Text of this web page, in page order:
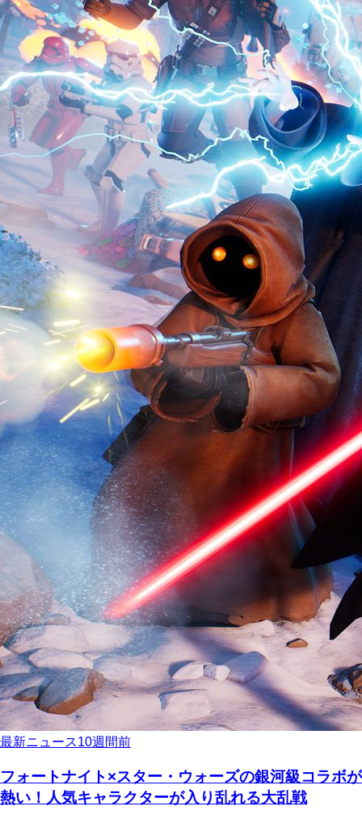
最新ニュース10週間前
フォートナイト×スター・ウォーズの銀河級コラボが
熱い！人気キャラクターが入り乱れる大乱戦